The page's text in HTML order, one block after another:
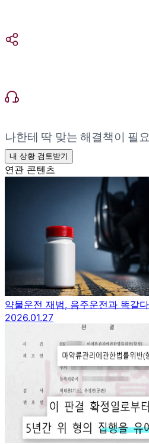
나한테 딱 맞는 해결책이 필
내 상황 검토받기
연관 콘텐츠
약물운전 재범, 음주운전과 똑같
2026.01.27